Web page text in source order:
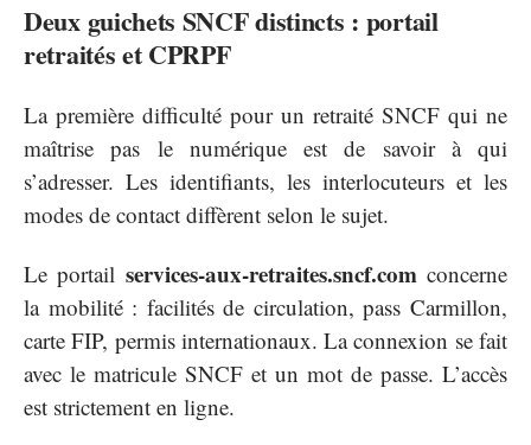
Deux guichets SNCF distincts : portail
retraités et CPRPF
La première difficulté pour un retraité SNCF qui ne
maîtrise pas le numérique est de savoir à qui
s’adresser. Les identifiants, les interlocuteurs et les
modes de contact diffèrent selon le sujet.
Le portail services-aux-retraites.sncf.comconcerne
la mobilité : facilités de circulation, pass Carmillon,
carte FIP, permis internationaux. La connexion se fait
avec le matricule SNCF et un mot de passe. L’accès
est strictement en ligne.